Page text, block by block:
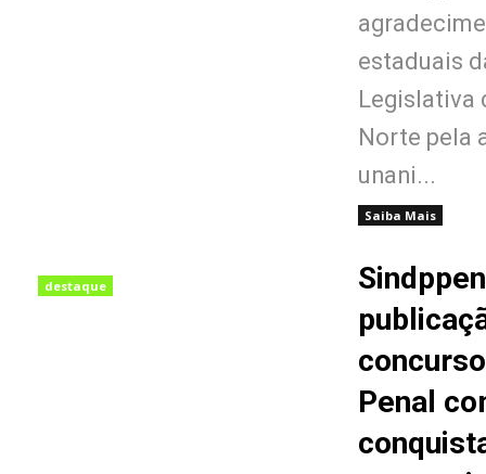
estaduais
Legislativa
Norte pela
unani...
Saiba Mais
destaque
Penal